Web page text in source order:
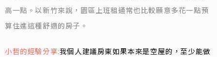
高一點。以新竹來說，園區上班租通常也比較願意多花一點預
算住進這種舒適的房子。
小哲的經驗分享:我個人建議房東如果本來是空屋的，至少能做